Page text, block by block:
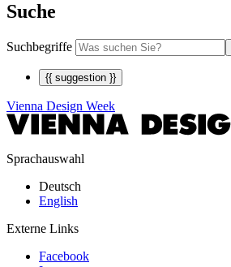
Suche
Suchbegriffe
{{ suggestion }}
Vienna Design Week
Sprachauswahl
Deutsch
English
Externe Links
Facebook